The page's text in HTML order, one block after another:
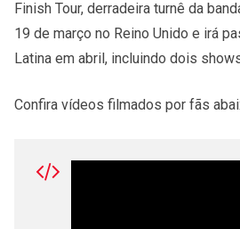
Finish Tour, derradeira turnê da
19 de março no Reino Unido e irá
Latina em abril, incluindo dois
Confira vídeos filmados por fãs